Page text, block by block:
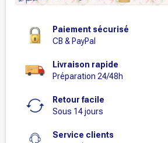
Paiement sécurisé
CB & PayPal
Livraison rapide
Préparation 24/48h
Retour facile
Sous 14 jours
Service clients